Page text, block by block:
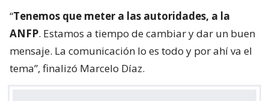
“Tenemos que meter a las autoridades, a la
ANFP. Estamos a tiempo de cambiar y dar un buen
mensaje. La comunicación lo es todo y por ahí va el
tema”, finalizó Marcelo Díaz.